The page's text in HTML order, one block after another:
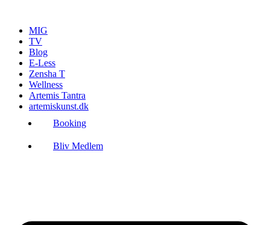
indholdMIG
TV
Blog
E-Less
Zensha T
Wellness
Artemis Tantra
artemiskunst.dk
Booking
Bliv Medlem